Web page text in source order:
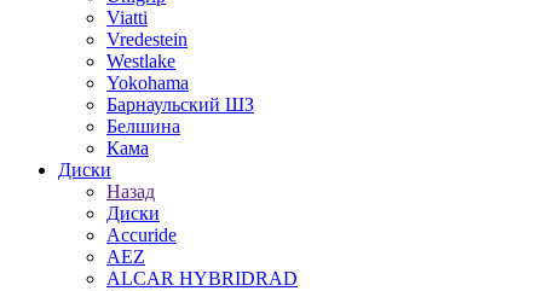
Viatti
Vredestein
Westlake
Yokohama
Барнаульский ШЗ
Белшина
Кама
Диски
Назад
Диски
Accuride
AEZ
ALCAR HYBRIDRAD